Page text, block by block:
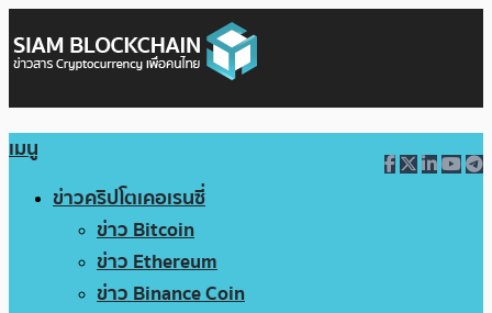
เมนู
ข่าวคริปโตเคอเรนซี่
ข่าว Bitcoin
ข่าว Ethereum
ข่าว Binance Coin